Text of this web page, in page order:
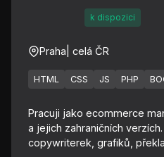
k dispozici
Praha | celá ČR
HTML CSS JS PHP
Pracuji jako ecommerce
a jejich zahraničních
copywriterek, grafiků,